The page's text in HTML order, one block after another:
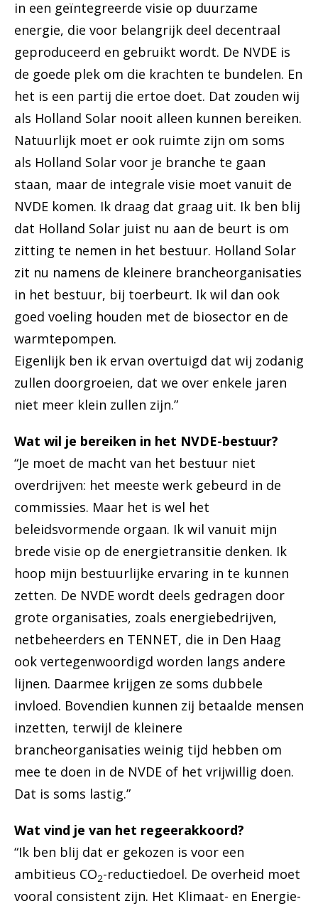
in een geïntegreerde visie op duurzame
energie, die voor belangrijk deel decentraal
geproduceerd en gebruikt wordt. De NVDE is
de goede plek om die krachten te bundelen. En
het is een partij die ertoe doet. Dat zouden wij
als Holland Solar nooit alleen kunnen bereiken.
Natuurlijk moet er ook ruimte zijn om soms
als Holland Solar voor je branche te gaan
staan, maar de integrale visie moet vanuit de
NVDE komen. Ik draag dat graag uit. Ik ben blij
dat Holland Solar juist nu aan de beurt is om
zitting te nemen in het bestuur. Holland Solar
zit nu namens de kleinere brancheorganisaties
in het bestuur, bij toerbeurt. Ik wil dan ook
goed voeling houden met de biosector en de
warmtepompen.
Eigenlijk ben ik ervan overtuigd dat wij zodanig
zullen doorgroeien, dat we over enkele jaren
niet meer klein zullen zijn.”
Wat wil je bereiken in het NVDE-bestuur?
“Je moet de macht van het bestuur niet
overdrijven: het meeste werk gebeurd in de
commissies. Maar het is wel het
beleidsvormende orgaan. Ik wil vanuit mijn
brede visie op de energietransitie denken. Ik
hoop mijn bestuurlijke ervaring in te kunnen
zetten. De NVDE wordt deels gedragen door
grote organisaties, zoals energiebedrijven,
netbeheerders en TENNET, die in Den Haag
ook vertegenwoordigd worden langs andere
lijnen. Daarmee krijgen ze soms dubbele
invloed. Bovendien kunnen zij betaalde mensen
inzetten, terwijl de kleinere
brancheorganisaties weinig tijd hebben om
mee te doen in de NVDE of het vrijwillig doen.
Dat is soms lastig.”
Wat vind je van het regeerakkoord?
“Ik ben blij dat er gekozen is voor een
ambitieus CO2-reductiedoel. De overheid moet
vooral consistent zijn. Het Klimaat- en Energie-